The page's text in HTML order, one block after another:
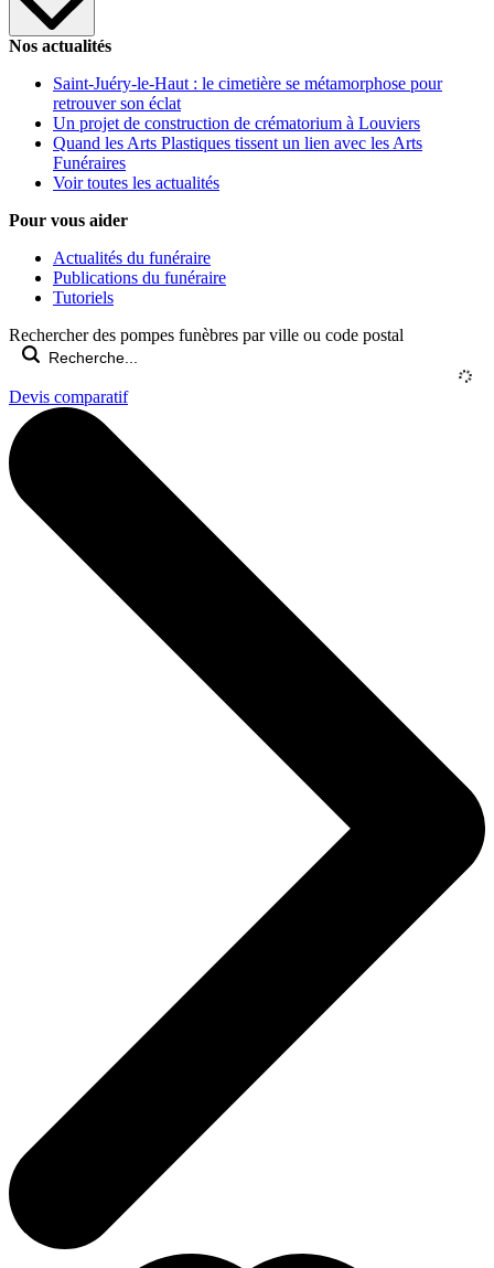
Nos actualités
Saint-Juéry-le-Haut : le cimetière se métamorphose pour
retrouver son éclat
Un projet de construction de crématorium à Louviers
Quand les Arts Plastiques tissent un lien avec les Arts
Funéraires
Voir toutes les actualités
Pour vous aider
Actualités du funéraire
Publications du funéraire
Tutoriels
Rechercher des pompes funèbres par ville ou code postal
Devis comparatif